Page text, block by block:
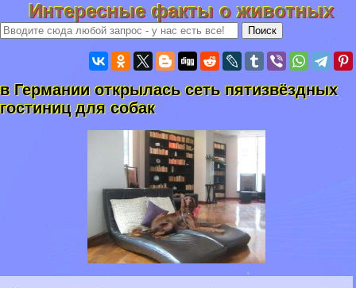
Интересные факты о животных
в Германии открылась сеть пятизвёздных
гостиниц для собак